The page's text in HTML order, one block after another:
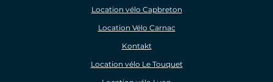
Location vélo Capbreton
Location Vélo Carnac
Kontakt
Location vélo Le Touquet